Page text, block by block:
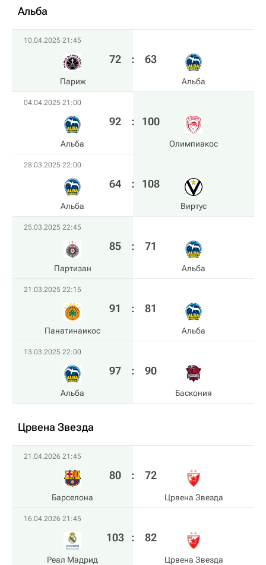
Альба
10.04.2025 21:45
Париж
72 : 63
Альба
04.04.2025 21:00
Альба
92 : 100
Олимпиакос
28.03.2025 22:00
Альба
64 : 108
Виртус
25.03.2025 22:45
Партизан
85 : 71
Альба
21.03.2025 22:15
Панатинаикос
91 : 81
Альба
13.03.2025 22:00
Альба
97 : 90
Баскония
Црвена Звезда
21.04.2026 21:45
Барселона
80 : 72
Црвена Звезда
16.04.2026 21:45
Реал Мадрид
103 : 82
Црвена Звезда